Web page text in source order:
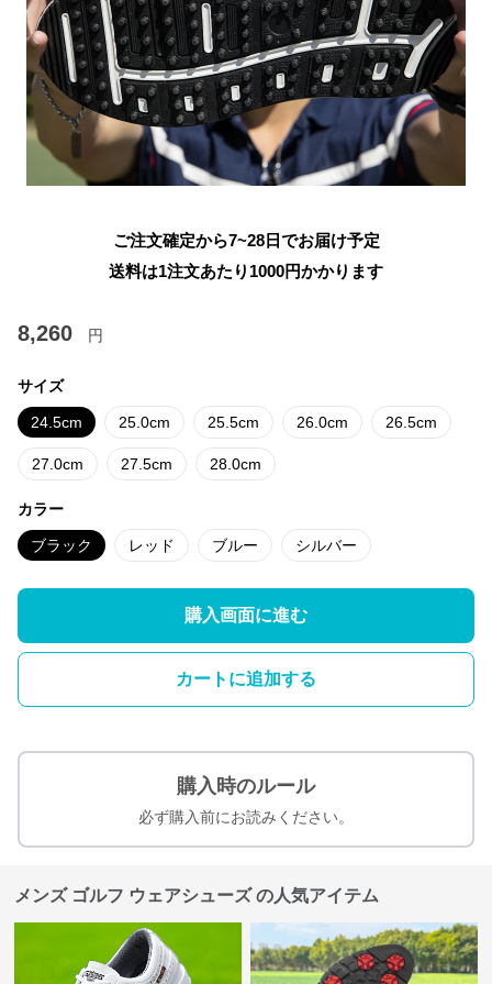
ご注文確定から7~28日でお届け予定
送料は1注文あたり 1000円かかります
8,260 円
サイズ
24.5cm 25.0cm 25.5cm 26.0cm 26.5cm
27.0cm 27.5cm 28.0cm
カラー
ブラック レッド ブルー シルバー
購入画面に進む
カートに追加する
購入時のルール
必ず購入前にお読みください。
メンズ ゴルフ ウェアシューズ の人気アイテム